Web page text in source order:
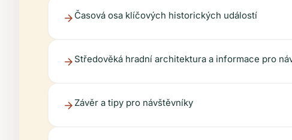
Časová osa klíčových historických událostí
Středověká hradní architektura a informace pro
Závěr a tipy pro návštěvníky